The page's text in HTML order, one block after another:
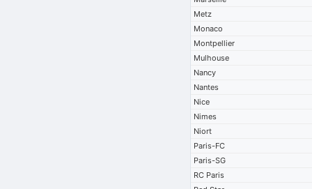
Metz
Monaco
Montpellier
Mulhouse
Nancy
Nantes
Nice
Nimes
Niort
Paris-FC
Paris-SG
RC Paris